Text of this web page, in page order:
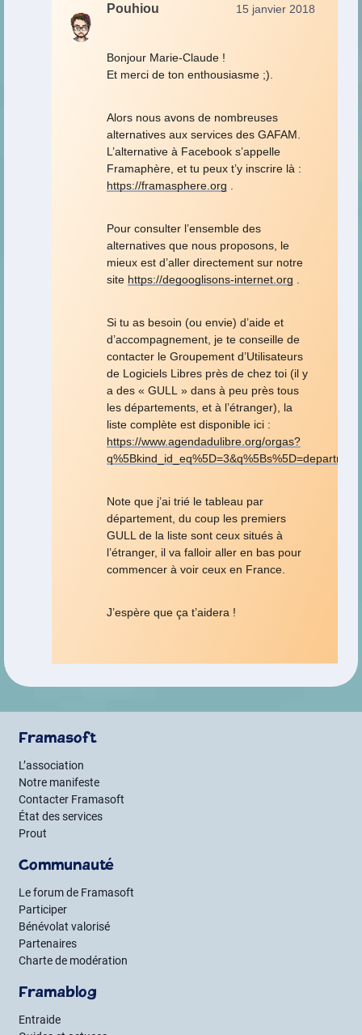
Pouhiou 15 janvier 2018
Bonjour Marie-Claude !
Et merci de ton enthousiasme ;).
Alors nous avons de nombreuses
alternatives aux services des GAFAM.
L’alternative à Facebook s’appelle
Framaphère, et tu peux t’y inscrire là :
https://framasphere.org
Pour consulter l’ensemble des
alternatives que nous proposons, le
mieux est d’aller directement sur notre
site https://degooglisons-internet.org
Si tu as besoin (ou envie) d’aide et
d’accompagnement, je te conseille de
contacter le Groupement d’Utilisateurs
de Logiciels Libres près de chez toi (il y
a des « GULL » dans à peu près tous
les départements, et à l’étranger), la
liste complète est disponible ici :
https://www.agendadulibre.org/orgas?
Note que j’ai trié le tableau par
département, du coup les premiers
GULL de la liste sont ceux situés à
l’étranger, il va falloir aller en bas pour
commencer à voir ceux en France.
J’espère que ça t’aidera !
Framasoft
L’association
Notre manifeste
Contacter Framasoft
État des services
Prout
Communauté
Le forum de Framasoft
Participer
Bénévolat valorisé
Partenaires
Charte de modération
Framablog
Entraide